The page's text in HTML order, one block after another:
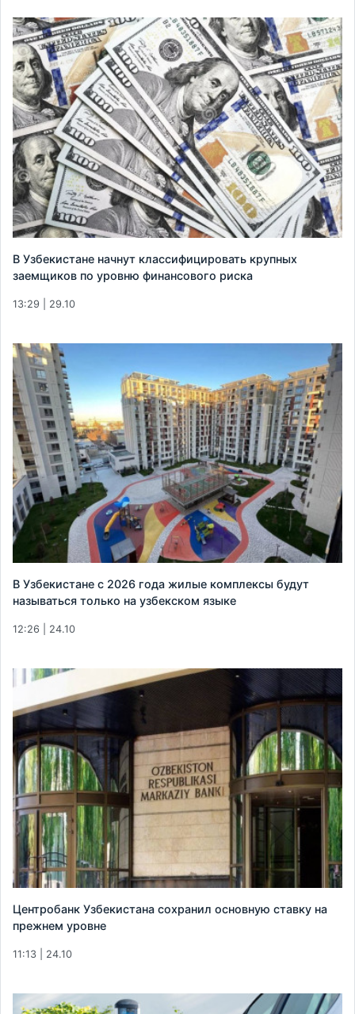
В Узбекистане начнут классифицировать крупных
заемщиков по уровню финансового риска
13:29 | 29.10
В Узбекистане с 2026 года жилые комплексы будут
называться только на узбекском языке
12:26 | 24.10
Центробанк Узбекистана сохранил основную ставку на
прежнем уровне
11:13 | 24.10